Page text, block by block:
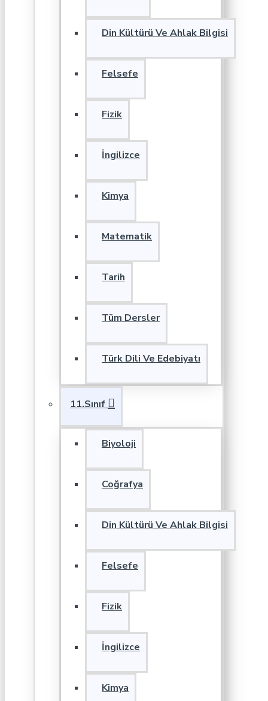
Din Kültürü Ve Ahlak Bilgisi
Felsefe
Fizik
İngilizce
Kimya
Matematik
Tarih
Tüm Dersler
Türk Dili Ve Edebiyatı
11.Sınıf
Biyoloji
Coğrafya
Din Kültürü Ve Ahlak Bilgisi
Felsefe
Fizik
İngilizce
Kimya